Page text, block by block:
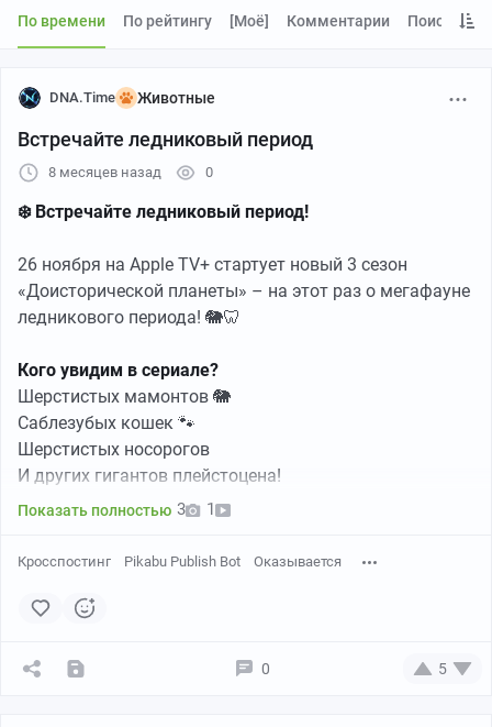
По времени По рейтингу [моё] Комментарии Поиск
DNA.Time Животные
Встречайте ледниковый период
8 месяцев назад 0
❄️ Встречайте ледниковый период!
26 ноября на Apple TV+ стартует новый 3 сезон
«Доисторической планеты» – на этот раз о мегафауне
ледникового периода! 🐘🦷
Кого увидим в сериале?
Шерстистых мамонтов 🐘
Саблезубых кошек 🐾
Шерстистых носорогов
И других гигантов плейстоцена!
животных, но и показали их повадки, среду обитания и
«Большое таяние» раскроют влияние климатических
➖➖ ➖➖
Показать полностью 3 1
Кросспостинг Pikabu Publish Bot Оказывается
0 5